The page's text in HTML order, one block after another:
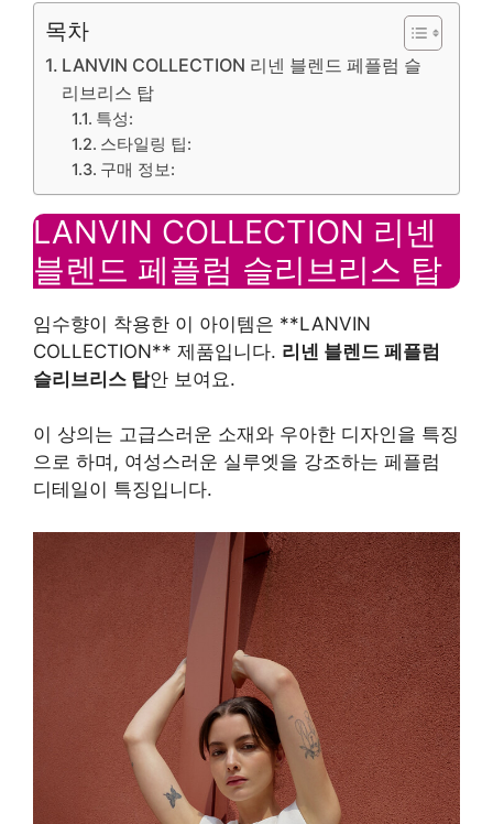
목차
LANVIN COLLECTION 리넨 블렌드 페플럼 슬
리브리스 탑
특성:
스타일링 팁:
구매 정보:
LANVIN COLLECTION 리넨
블렌드 페플럼 슬리브리스 탑
임수향이 착용한 이 아이템은 **LANVIN
COLLECTION** 제품입니다. 리넨 블렌드 페플럼
슬리브리스 탑안 보여요.
이 상의는 고급스러운 소재와 우아한 디자인을 특징
으로 하며, 여성스러운 실루엣을 강조하는 페플럼
디테일이 특징입니다.